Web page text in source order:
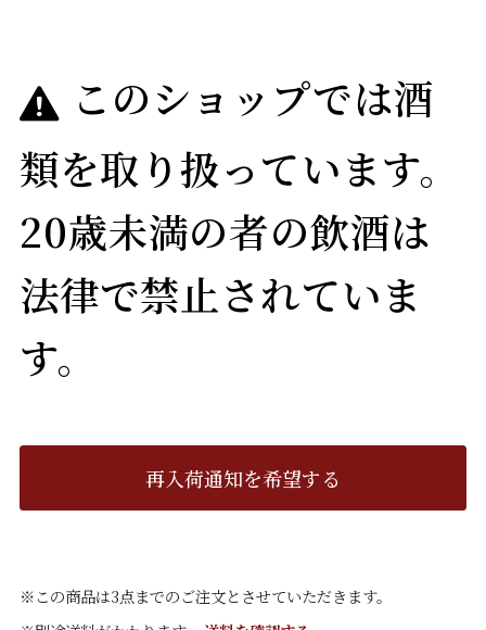
このショップでは酒
類を取り扱っています。
20歳未満の者の飲酒は
法律で禁止されていま
す。
再入荷通知を希望する
※この商品は3点までのご注文とさせていただきます。